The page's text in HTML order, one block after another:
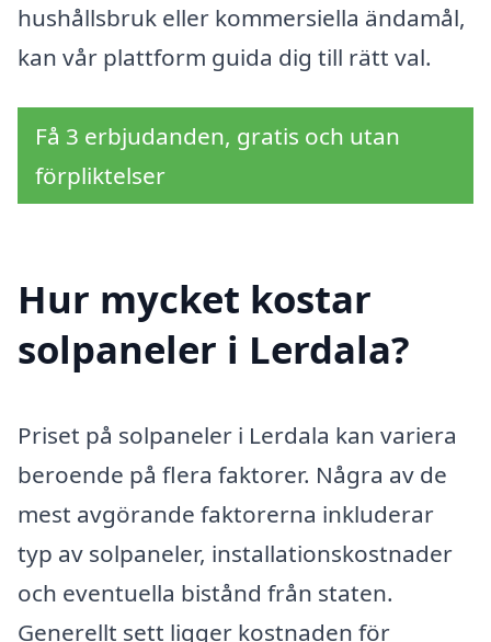
hushållsbruk eller kommersiella ändamål,
kan vår plattform guida dig till rätt val.
Få 3 erbjudanden, gratis och utan
förpliktelser
Hur mycket kostar
solpaneler i Lerdala?
Priset på solpaneler i Lerdala kan variera
beroende på flera faktorer. Några av de
mest avgörande faktorerna inkluderar
typ av solpaneler, installationskostnader
och eventuella bistånd från staten.
Generellt sett ligger kostnaden för